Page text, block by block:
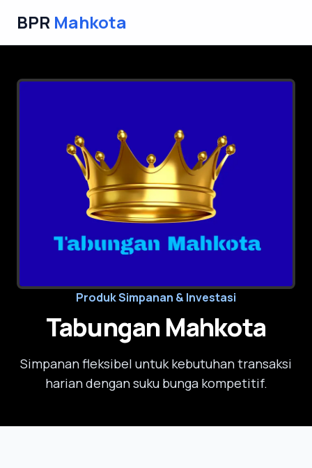
BPR Mahkota
Produk Simpanan & Investasi
Tabungan Mahkota
Simpanan fleksibel untuk kebutuhan transaksi
harian dengan suku bunga kompetitif.